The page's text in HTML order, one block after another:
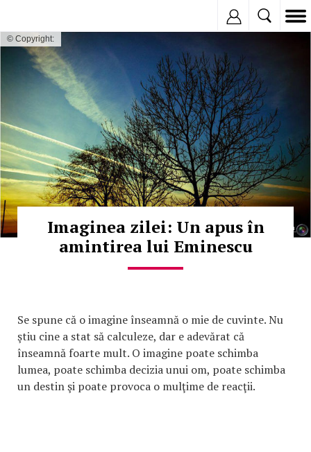
© Copyright:
Imaginea zilei: Un apus în
amintirea lui Eminescu
Se spune că o imagine înseamnă o mie de cuvinte. Nu
ştiu cine a stat să calculeze, dar e adevărat că
înseamnă foarte mult. O imagine poate schimba
lumea, poate schimba decizia unui om, poate schimba
un destin şi poate provoca o mulţime de reacţii.